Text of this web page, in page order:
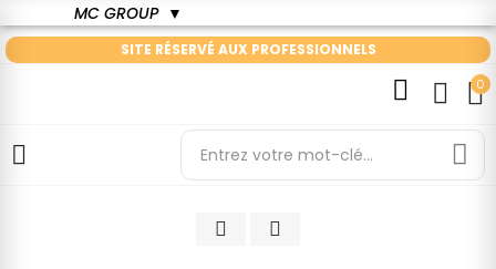
MC GROUP ▼
SITE RÉSERVÉ AUX PROFESSIONNELS
0
Cliquez pour agrandir